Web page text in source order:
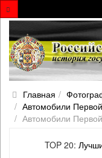
Главная
Автомобили
Автомобили
TOP 20: